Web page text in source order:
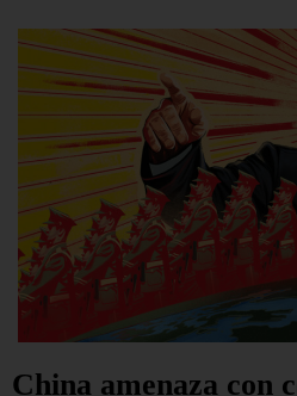
China amenaza con